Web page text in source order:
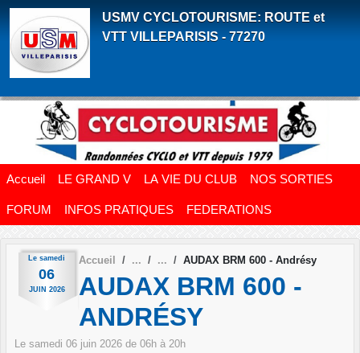
USMV CYCLOTOURISME: ROUTE et
VTT VILLEPARISIS - 77270
Accueil LE GRAND V LA VIE DU CLUB NOS SORTIES
FORUM INFOS PRATIQUES FEDERATIONS
Le samedi
06
JUIN 2026
Accueil AUDAX BRM 600 - Andrésy
AUDAX BRM 600 -
ANDRÉSY
Le samedi 06 juin 2026 de 06h à 20h
Panneau de gestion des cookies